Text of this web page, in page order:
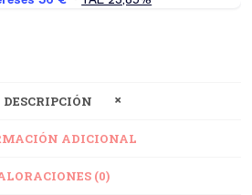
DESCRIPCIÓN
ADICIONAL
(0)